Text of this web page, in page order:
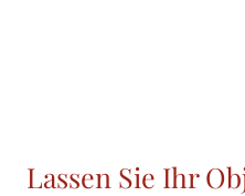
Lassen Sie Ihr